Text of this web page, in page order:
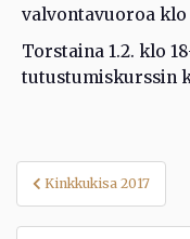
valvontavuoroa klo
Torstaina 1.2. klo
tutustumiskurssin
Artikkelien
selaus
Kinkkukisa 2017